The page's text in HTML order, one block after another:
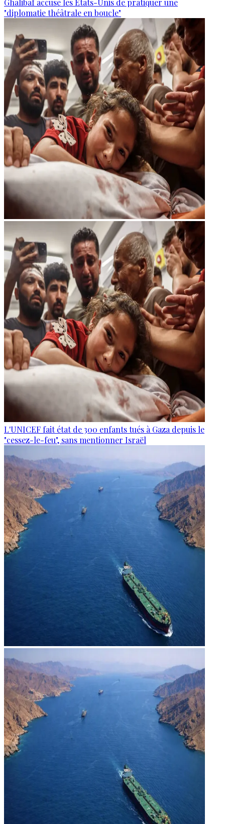
Ghalibaf accuse les États-Unis de pratiquer une
"diplomatie théâtrale en boucle"
L'UNICEF fait état de 300 enfants tués à Gaza depuis le
"cessez-le-feu", sans mentionner Israël